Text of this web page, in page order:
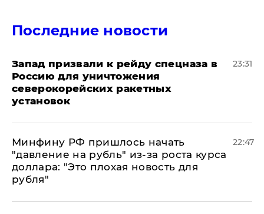
Последние новости
Запад призвали к рейду спецназа в
Россию для уничтожения
северокорейских ракетных
установок
23:31
Минфину РФ пришлось начать
"давление на рубль" из-за роста курса
доллара: "Это плохая новость для
рубля"
22:47